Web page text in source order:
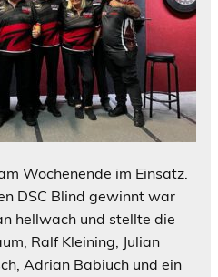
Wochenende im Einsatz.
DSC Blind gewinnt war
hellwach und stellte die
Ralf Kleining, Julian
Adrian Babiuch und ein